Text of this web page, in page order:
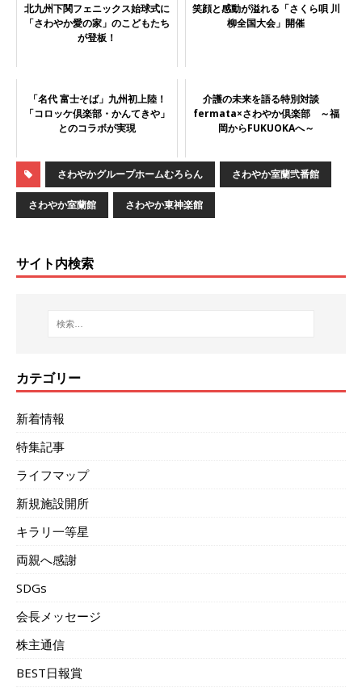
北九州下関フェニックス始球式に
「さわやか愛の家」のこどもたち
が登板！
笑顔と感動が溢れる「さくら唄 川
柳全国大会」開催
「名代 富士そば」九州初上陸！
「コロッケ倶楽部・かんてきや」
とのコラボが実現
介護の未来を語る特別対談
fermata×さわやか倶楽部 ～福
岡からFUKUOKAへ～
さわやかグループホームむろらん さわやか室蘭弐番館
さわやか室蘭館 さわやか東神楽館
サイト内検索
カテゴリー
新着情報
特集記事
ライフマップ
新規施設開所
キラリ一等星
両親へ感謝
SDGs
会長メッセージ
株主通信
BEST日報賞